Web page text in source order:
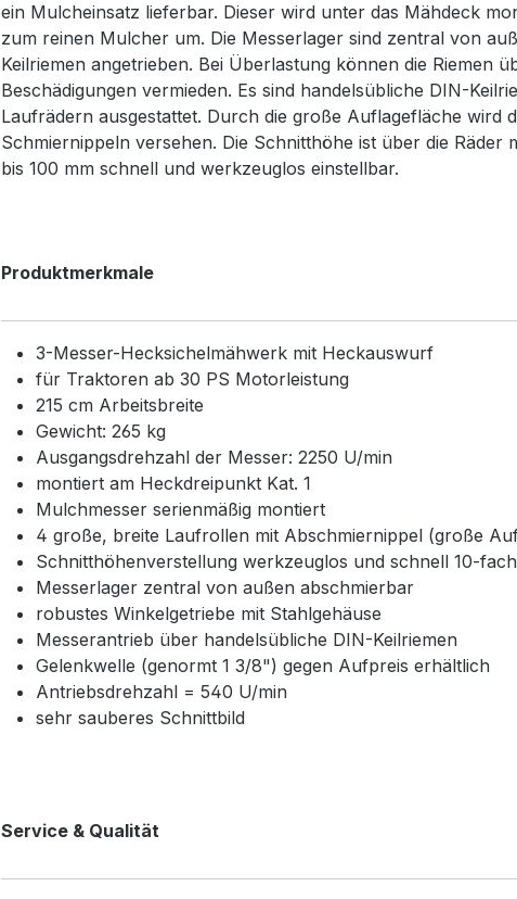
ein Mulcheinsatz lieferbar. Dieser wird unter das Mähdeck
zum reinen Mulcher um. Die Messerlager sind zentral von
Keilriemen angetrieben. Bei Überlastung können die Riemen
Beschädigungen vermieden. Es sind handelsübliche DIN-
Laufrädern ausgestattet. Durch die große Auflagefläche wird
Schmiernippeln versehen. Die Schnitthöhe ist über die
bis 100 mm schnell und werkzeuglos einstellbar.
Produktmerkmale
3-Messer-Hecksichelmähwerk mit Heckauswurf
für Traktoren ab 30 PS Motorleistung
215 cm Arbeitsbreite
Gewicht: 265 kg
Ausgangsdrehzahl der Messer: 2250 U/min
montiert am Heckdreipunkt Kat. 1
Mulchmesser serienmäßig montiert
4 große, breite Laufrollen mit Abschmiernippel (große
Schnitthöhenverstellung werkzeuglos und schnell 10-
Messerlager zentral von außen abschmierbar
robustes Winkelgetriebe mit Stahlgehäuse
Messerantrieb über handelsübliche DIN-Keilriemen
Gelenkwelle (genormt 1 3/8") gegen Aufpreis erhältlich
Antriebsdrehzahl = 540 U/min
sehr sauberes Schnittbild
Service & Qualität